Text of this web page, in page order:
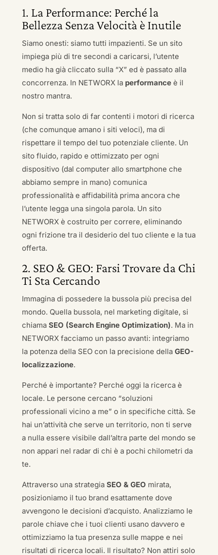
1. La Performance: Perché la
Bellezza Senza Velocità è Inutile
Siamo onesti: siamo tutti impazienti. Se un sito
impiega più di tre secondi a caricarsi, l’utente
medio ha già cliccato sulla “X” ed è passato alla
concorrenza. In NETWORX la performanceè il
nostro mantra.
Non si tratta solo di far contenti i motori di ricerca
(che comunque amano i siti veloci), ma di
rispettare il tempo del tuo potenziale cliente. Un
sito fluido, rapido e ottimizzato per ogni
dispositivo (dal computer allo smartphone che
abbiamo sempre in mano) comunica
professionalità e affidabilità prima ancora che
l’utente legga una singola parola. Un sito
NETWORX è costruito per correre, eliminando
ogni frizione tra il desiderio del tuo cliente e la tua
offerta.
2. SEO & GEO: Farsi Trovare da Chi
Ti Sta Cercando
Immagina di possedere la bussola più precisa del
mondo. Quella bussola, nel marketing digitale, si
chiama SEO (Search Engine Optimization). Ma in
NETWORX facciamo un passo avanti: integriamo
la potenza della SEO con la precisione della GEO-
localizzazione.
Perché è importante? Perché oggi la ricerca è
locale. Le persone cercano “soluzioni
professionali vicino a me” o in specifiche città. Se
hai un’attività che serve un territorio, non ti serve
a nulla essere visibile dall’altra parte del mondo se
non appari nel radar di chi è a pochi chilometri da
te.
Attraverso una strategia SEO & GEO mirata,
posizioniamo il tuo brand esattamente dove
avvengono le decisioni d’acquisto. Analizziamo le
parole chiave che i tuoi clienti usano davvero e
ottimizziamo la tua presenza sulle mappe e nei
risultati di ricerca locali. Il risultato? Non attiri solo